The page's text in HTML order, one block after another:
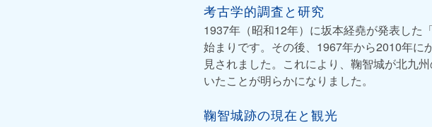
考古学的調査と研究
1937年（昭和12年）に坂本経堯が発表した
始まりです。その後、1967年から2010年に
見されました。これにより、鞠智城が北九
いたことが明らかになりました。
鞠智城跡の現在と観光